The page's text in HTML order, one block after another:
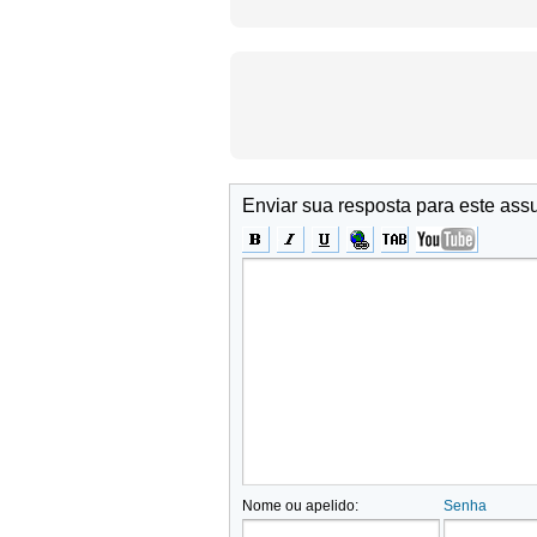
Enviar sua resposta para este
Nome ou apelido: Senha